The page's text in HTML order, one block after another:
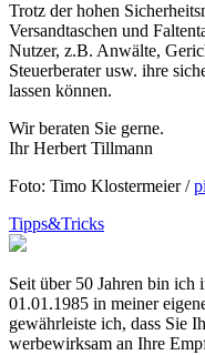
Trotz der hohen
Versandtaschen und
Nutzer, z.B. Anwälte,
Steuerberater usw. ihre
lassen können.
Wir beraten Sie gerne.
Ihr Herbert Tillmann
Foto: Timo Klostermeier /
Tipps&Tricks
Seit über 50 Jahren bin ich
01.01.1985 in meiner
gewährleiste ich, dass Sie
werbewirksam an Ihre